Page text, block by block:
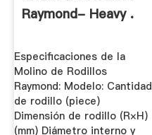
Raymond- Heavy .
Especificaciones de la
Molino de Rodillos
Raymond: Modelo: Cantidad
de rodillo (piece)
Dimensión de rodillo (R×H)
(mm) Diámetro interno y